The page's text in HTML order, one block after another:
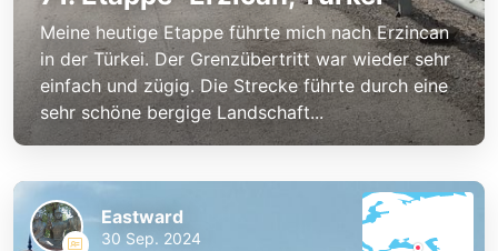
Meine heutige Etappe führte mich nach Erzincan
in der Türkei. Der Grenzübertritt war wieder sehr
einfach und zügig. Die Strecke führte durch eine
sehr schöne bergige Landschaft...
Eastward
30 Sep. 2024